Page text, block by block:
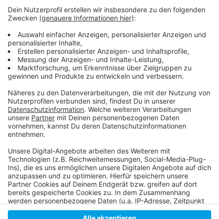
möglich, auf Sport verzichten. Dann werden
Temperaturen von bis zu 36 Grad erwartet.
Wir sollten auch unsere Augen schützen.
Die Hitze birgt auch eine Gefahr für unsere Wälder und
Wiesen.
Anzeige
Anzeige